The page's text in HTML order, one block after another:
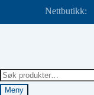
Nettbutikk:
Søk
etter:
Meny